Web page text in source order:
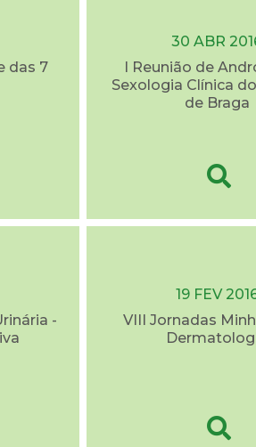
das 7
30 ABR
I Reunião de
Sexologia Clínica
de Braga
-
19 FEV
VIII Jornadas